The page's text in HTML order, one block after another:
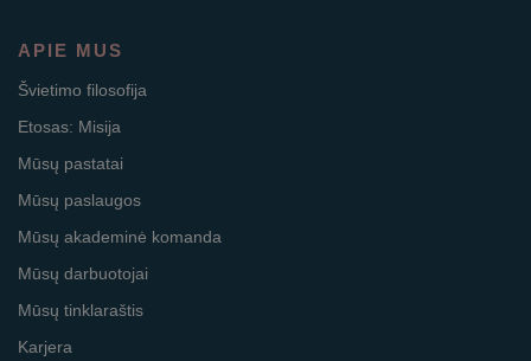
APIE MUS
Švietimo filosofija
Etosas: Misija
Mūsų pastatai
Mūsų paslaugos
Mūsų akademinė komanda
Mūsų darbuotojai
Mūsų tinklaraštis
Karjera